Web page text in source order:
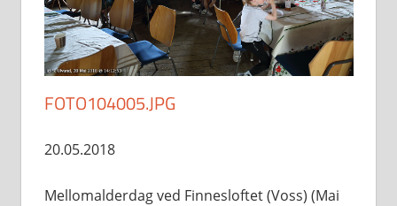
FOTO104005.JPG
20.05.2018
Mellomalderdag ved Finnesloftet (Voss) (Mai